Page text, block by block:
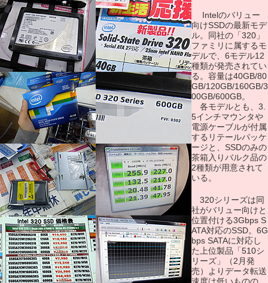
Intelのバリュー
向けSSDの最新モデ
ル。同社の「320」
ファミリに属するモ
デルで、6モデル12
種類が発売されてい
る。容量は40GB/80
GB/120GB/160GB/3
00GB/600GB。
各モデルとも、3.
5インチマウンタや
電源ケーブルが付属
するリテールパッケ
ージと、SSDのみの
茶箱入りバルク品の
2種類が用意されて
いる。
320シリーズは同
社がバリュー向けと
位置付ける3Gbps S
ATA対応のSSD。6G
bps SATAに対応し
た上位製品「510シ
リーズ」（2月発
売）よりデータ転送